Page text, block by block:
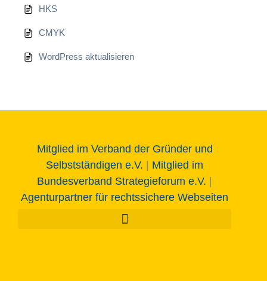
HKS
CMYK
WordPress aktualisieren
Mitglied im Verband der Gründer und
Selbstständigen e.V.
Mitglied im
Bundesverband Strategieforum e.V.
Agenturpartner für rechtssichere Webseiten